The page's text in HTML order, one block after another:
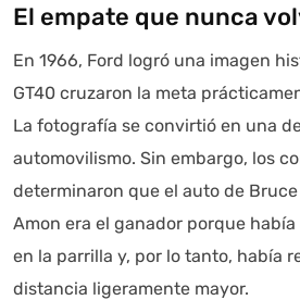
El empate que nunca
En 1966, Ford logró una imagen
GT40 cruzaron la meta
La fotografía se convirtió en una
automovilismo. Sin embargo, los
determinaron que el auto de
Amon era el ganador porque
en la parrilla y, por lo tanto, había
distancia ligeramente mayor.